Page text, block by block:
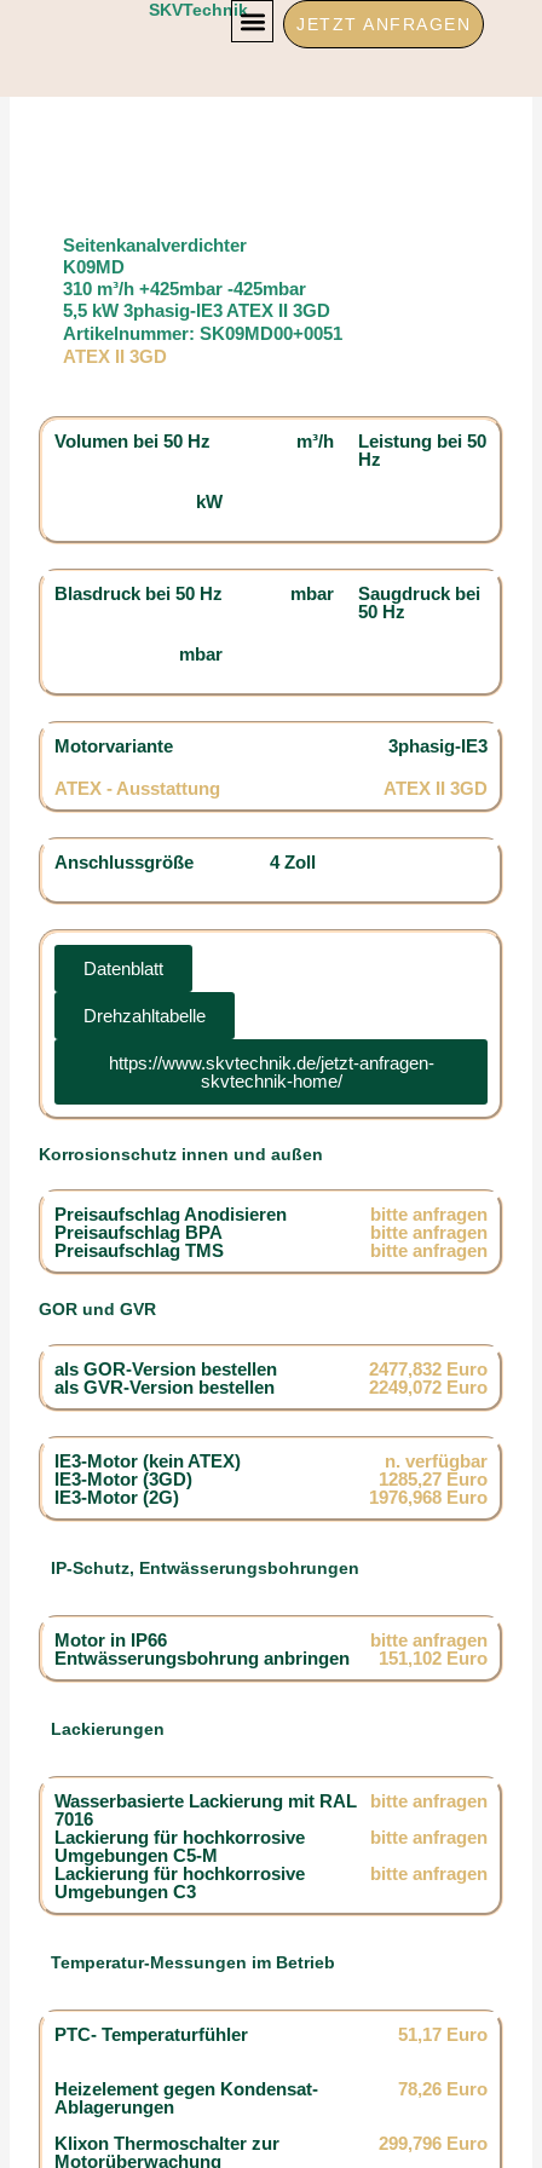
SKVTechnik
JETZT ANFRAGEN
Seitenkanalverdichter
K09MD
310 m³/h +425mbar -425mbar
5,5 kW 3phasig-IE3 ATEX II 3GD
Artikelnummer: SK09MD00+0051
ATEX II 3GD
Volumen bei 50 Hz m³/h
Leistung bei 50
Hz
kW
Blasdruck bei 50 Hz mbar
Saugdruck bei
50 Hz
mbar
Motorvariante 3phasig-IE3
ATEX - Ausstattung ATEX II 3GD
Anschlussgröße 4 Zoll
Datenblatt
Drehzahltabelle
https://www.skvtechnik.de/jetzt-anfragen-
skvtechnik-home/
Korrosionschutz innen und außen
Preisaufschlag Anodisieren
bitte anfragen
Preisaufschlag BPA
bitte anfragen
Preisaufschlag TMS
bitte anfragen
GOR und GVR
als GOR-Version bestellen
2477,832 Euro
als GVR-Version bestellen
2249,072 Euro
IE3-Motor (kein ATEX)
n. verfügbar
IE3-Motor (3GD)
1285,27 Euro
IE3-Motor (2G)
1976,968 Euro
IP-Schutz, Entwässerungsbohrungen
Motor in IP66
bitte anfragen
Entwässerungsbohrung anbringen
151,102 Euro
Lackierungen
Wasserbasierte Lackierung mit RAL
7016
bitte anfragen
Lackierung für hochkorrosive
Umgebungen C5-M
bitte anfragen
Lackierung für hochkorrosive
Umgebungen C3
bitte anfragen
Temperatur-Messungen im Betrieb
PTC- Temperaturfühler 51,17 Euro
Heizelement gegen Kondensat-
Ablagerungen
78,26 Euro
Klixon Thermoschalter zur
Motorüberwachung
299,796 Euro